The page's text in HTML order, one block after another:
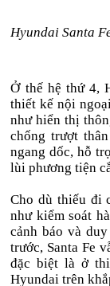
Hyundai Santa
Ở thế hệ thứ 4,
thiết kế nội
như hiển thị
chống trượt
ngang dốc, hỗ
lùi phương tiện
Cho dù thiếu đi
như kiểm soát
cảnh báo và
trước, Santa Fe
đặc biệt là ở
Hyundai trên